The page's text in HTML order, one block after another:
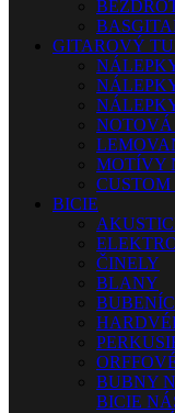
GITAROVÝ
MOTÍVY
BICIE
ČINELY
BLANY
BUBNY
BICIE